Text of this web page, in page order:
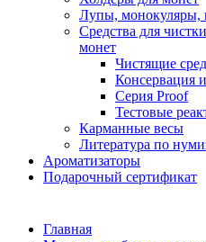
Лупы, монокуляры,
Средства для
монет
Чистящие
Консервация
Серия Proof
Тестовые
Карманные весы
Литература по
Ароматизаторы
Подарочный сертификат
Главная